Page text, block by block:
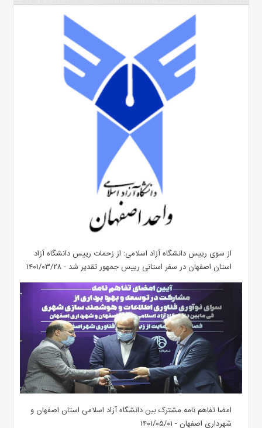
از سوی رییس دانشگاه آزاد اسلامی: از زحمات رییس دانشگاه آزاد
استان اصفهان در سفر استانی رییس جمهور تقدیر شد - ۱۴۰۱/۰۳/۲۸
امضا تفاهم نامه مشترک بین دانشگاه آزاد اسلامی استان اصفهان و
شهرداری اصفهان - ۱۴۰۱/۰۵/۰۱